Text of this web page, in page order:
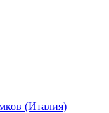
(Италия)